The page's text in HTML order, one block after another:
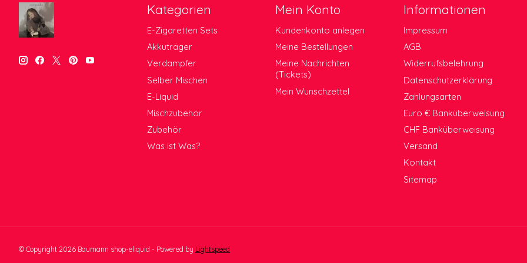
Kategorien
E-Zigaretten Sets
Akkuträger
Verdampfer
Selber Mischen
E-Liquid
Mischzubehör
Zubehör
Was ist Was?
Mein Konto
Kundenkonto anlegen
Meine Bestellungen
Meine Nachrichten
(Tickets)
Mein Wunschzettel
Informationen
Impressum
AGB
Widerrufsbelehrung
Datenschutzerklärung
Zahlungsarten
Euro € Banküberweisung
CHF Banküberweisung
Versand
Kontakt
Sitemap
© Copyright 2026 Baumann shop-eliquid - Powered by Lightspeed